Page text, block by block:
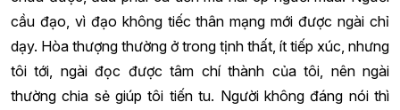
cầu đạo, vì đạo không tiếc thân mạng mới được ngài chỉ
dạy. Hòa thượng thường ở trong tịnh thất, ít tiếp xúc, nhưng
tôi tới, ngài đọc được tâm chí thành của tôi, nên ngài
thường chia sẻ giúp tôi tiến tu. Người không đáng nói thì